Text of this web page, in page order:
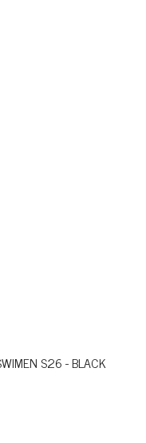
S26 - BLACK